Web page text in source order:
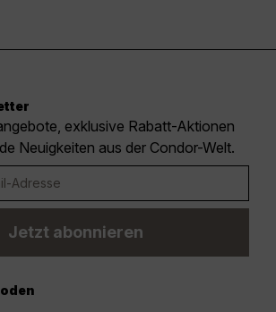
exklusive Rabatt-Aktionen
Neuigkeiten aus der Condor-Welt.
Jetzt abonnieren